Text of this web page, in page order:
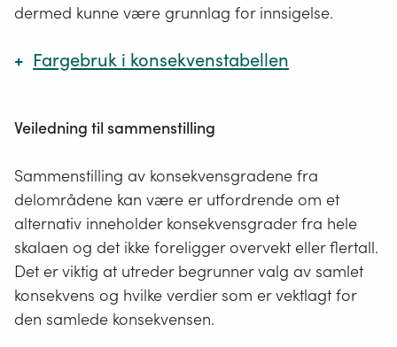
dermed kunne være grunnlag for innsigelse.
Fargebruk i konsekvenstabellen
Disse fargene skal brukes i tabellen for samlet fremstilling av
konsekvens (tabell 10-8), i raden for samlet konsekvens.
Konsekvensgrad for
samlet konsekvens
RBG-
kode
HEX-
kode
Kritisk negativ
konsekvens
255, 0, 0 #FF0000
Svært stor negativ
konsekvens
175, 15, 15 #AF0F0F
Stor negativ konsekvens
Veiledning til sammenstilling
Sammenstilling av konsekvensgradene fra
delområdene kan være er utfordrende om et
alternativ inneholder konsekvensgrader fra hele
skalaen og det ikke foreligger overvekt eller flertall.
Det er viktig at utreder begrunner valg av samlet
konsekvens og hvilke verdier som er vektlagt for
den samlede konsekvensen.